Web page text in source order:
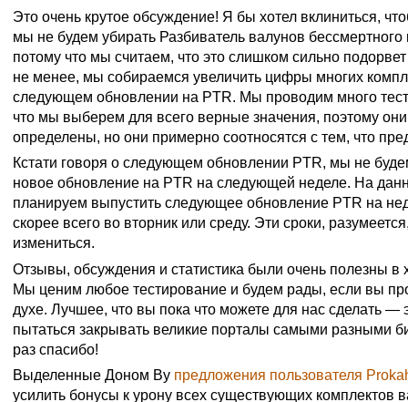
Это очень крутое обсуждение! Я бы хотел вклиниться,
мы не будем убирать Разбиватель валунов бессмертного
потому что мы считаем, что это слишком сильно
не менее, мы собираемся увеличить цифры многих
следующем обновлении на PTR. Мы проводим много
что мы выберем для всего верные значения, поэтому
определены, но они примерно соотносятся с тем, что
Кстати говоря о следующем обновлении PTR, мы не
новое обновление на PTR на следующей неделе. На
планируем выпустить следующее обновление PTR на
скорее всего во вторник или среду. Эти сроки,
измениться.
Отзывы, обсуждения и статистика были очень полезны в
Мы ценим любое тестирование и будем рады, если вы
духе. Лучшее, что вы пока что можете для нас сделать —
пытаться закрывать великие порталы самыми разными
раз спасибо!
Выделенные Доном Ву предложения пользователя
усилить бонусы к урону всех существующих комплектов